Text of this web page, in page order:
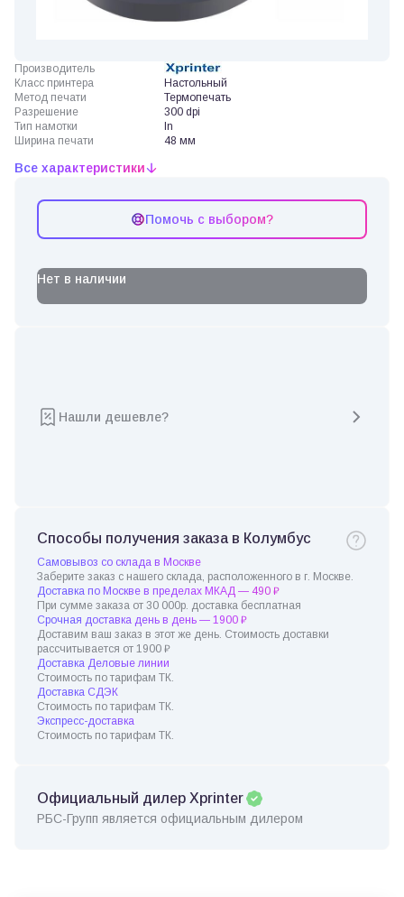
Производитель
Класс принтера
Настольный
Метод печати
Термопечать
Разрешение
300 dpi
Тип намотки
In
Ширина печати
48 мм
Все характеристики
Помочь с выбором?
Нет в наличии
Нашли дешевле?
Способы получения заказа в Колумбус
Самовывоз со склада в Москве
Заберите заказ с нашего склада, расположенного в г. Москве.
Доставка по Москве в пределах МКАД — 490 ₽
При сумме заказа от 30 000р. доставка бесплатная
Срочная доставка день в день — 1900 ₽
Доставим ваш заказ в этот же день. Стоимость доставки
рассчитывается от 1900 ₽
Доставка Деловые линии
Стоимость по тарифам ТК.
Доставка СДЭК
Стоимость по тарифам ТК.
Экспресс-доставка
Стоимость по тарифам ТК.
Официальный дилер Xprinter
РБС-Групп является официальным дилером